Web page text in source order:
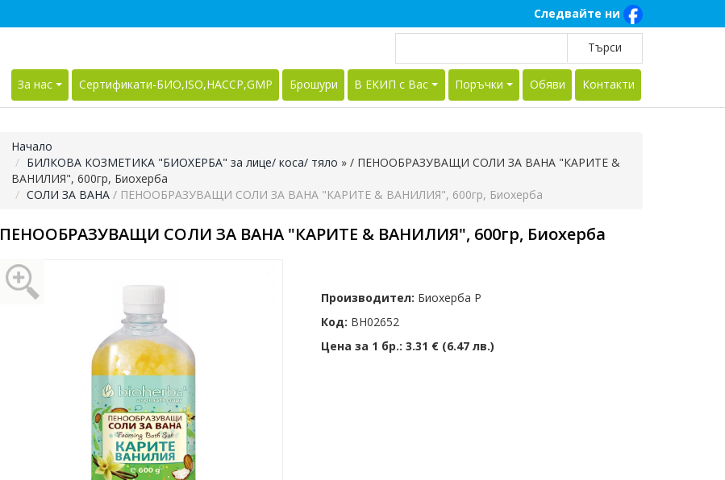
Следвайте ни
За нас Сертификати-БИО,ISO,HACCP,GMP Брошури В ЕКИП с Вас Поръчки Обяви Контакти
Начало
БИЛКОВА КОЗМЕТИКА "БИОХЕРБА" за лице/ коса/ тяло » / ПЕНООБРАЗУВАЩИ СОЛИ ЗА ВАНА "КАРИТЕ &
ВАНИЛИЯ", 600гр, Биохерба
СОЛИ ЗА ВАНА / ПЕНООБРАЗУВАЩИ СОЛИ ЗА ВАНА "КАРИТЕ & ВАНИЛИЯ", 600гр, Биохерба
ПЕНООБРАЗУВАЩИ СОЛИ ЗА ВАНА "КАРИТЕ & ВАНИЛИЯ", 600гр, Биохерба
Производител: Биохерба Р
Код: BH02652
Цена за 1 бр.: 3.31 € (6.47 лв.)